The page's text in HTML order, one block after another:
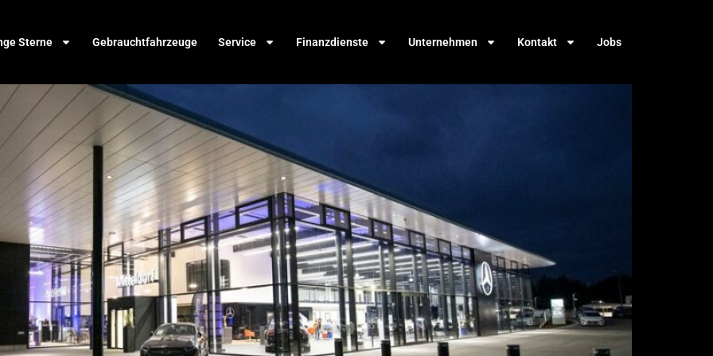
Sterne Gebrauchtfahrzeuge Service Finanzdienste Unternehmen Kontakt Jobs